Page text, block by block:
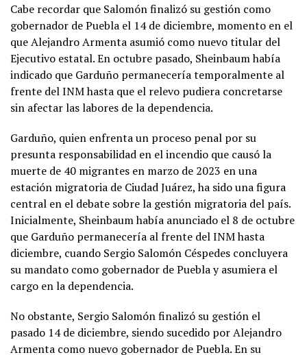
Cabe recordar que Salomón finalizó su gestión como
gobernador de Puebla el 14 de diciembre, momento en el
que Alejandro Armenta asumió como nuevo titular del
Ejecutivo estatal. En octubre pasado, Sheinbaum había
indicado que Garduño permanecería temporalmente al
frente del INM hasta que el relevo pudiera concretarse
sin afectar las labores de la dependencia.
Garduño, quien enfrenta un proceso penal por su
presunta responsabilidad en el incendio que causó la
muerte de 40 migrantes en marzo de 2023 en una
estación migratoria de Ciudad Juárez, ha sido una figura
central en el debate sobre la gestión migratoria del país.
Inicialmente, Sheinbaum había anunciado el 8 de octubre
que Garduño permanecería al frente del INM hasta
diciembre, cuando Sergio Salomón Céspedes concluyera
su mandato como gobernador de Puebla y asumiera el
cargo en la dependencia.
No obstante, Sergio Salomón finalizó su gestión el
pasado 14 de diciembre, siendo sucedido por Alejandro
Armenta como nuevo gobernador de Puebla. En su